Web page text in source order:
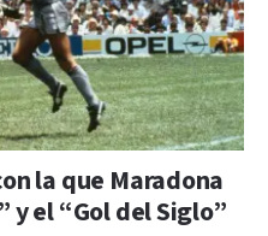
la que Maradona
y el “Gol del Siglo”